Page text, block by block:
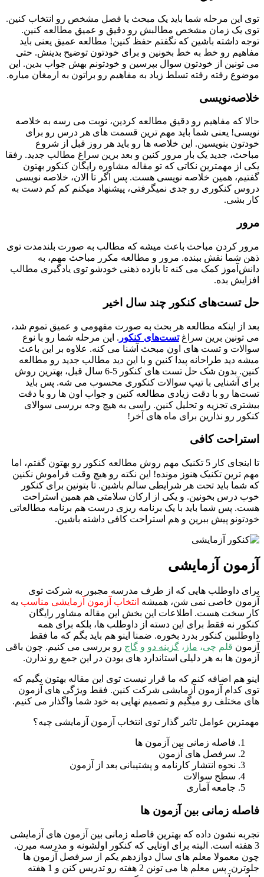
توی این مرحله شما باید یک مبحث یا فصل مشخص رو انتخاب کنین.
توی یک زمان مشخص مطالبش رو دقیق و عمیق مطالعه کنین.
توجه داشته باشین که نگفتم حفظ کنین! مطالعه عمیق یعنی باید
مفاهیم رو خط به خط بخونین و برای خودتون توضیح بدینش. حتی
می تونین از خودتون سوال بپرسین و خودتونم بهش جواب بدین. این
موضوع رفته رفته تسلط زیاد به مفاهیم رو براتون به ارمغان میاره.
خلاصه‌نویسی
حالا که مفاهیم رو دقیق مطالعه کردین، نوبت می رسه به خلاصه
نویسی! یعنی شما باید مهم ‌ترین قسمت ‌های هر درس رو برای
خودتون بنویسین. این خلاصه ها رو باید هر روز قبل از شروع
مباحث، جدید یک بار مرور کنین و بعد برین سراغ مطالب جدید. رفقا
یکی از مهمترین نکاتی که تو مقاله مشاوره رایگان کنکور بهتون
گفتیم، همین خلاصه نویسی هست. پس اگر تا الان، خلاصه نویسی
دروس کنکوری رو جدی نمیگرفتی، پیشنهاد میکنم کم کم دست به
کار بشی.
مرور
مرور کردن مباحث باعث میشه که مطالب به صورت بلندمدت توی
ذهن شما نقش ببنده. مرور و مطالعه مکرر مباحث مهم، به
دانش‌آموز کمک می کنه تا بازده ذهنی خودشو توی یادگیری مطالب
افزایش بده.
حل تست‌های کنکور چند سال‌ اخیر
بعد از اینکه مطالعه هر بحث به صورت مفهومی و عمیق تموم شد،
می تونین برین سراغتست‌های کنکور . این مرحله شما رو با نوع
سوالات و تست‌ های اون مبحث آشنا می کنه. علاوه بر این باعث
میشه دید طراحانه پیدا کنین و با این دید مطالب جدید رو مطالعه
کنین. بدون شک حل تست‌ های کنکور 5-6 سال قبل، بهترین روش
برای آشنایی با تیپ سوالات کنکوری محسوب می شه. پس باید
تست‌ها رو با دقت زیادی مطالعه کنین و جواب اون ها رو با دقت
بیشتری تجزیه و تحلیل کنین. راسی به هیچ وجه بررسی سوالای
کنکور رو نذارین برای ماه های آخر!
استراحت کافی
تا اینجای کار 5 تکنیک مهم روش مطالعه کنکور رو بهتون گفتم، اما
مهم ‌ترین تکنیک هنوز مونده! این نکته رو هیچ وقت فراموش نکنین
که شما باید تحت هر شرایطی سالم باشین. تا بتونین برای کنکور
خوب درس بخونین. و یکی از ارکان سلامتی هم همین استراحت
هست. پس شما باید با یک برنامه‌ ریزی درست هم برنامه مطالعاتی
خودتونو پیش ببرین و هم استراحت کافی داشته باشین.
آزمون آزمایشی
برای داوطلب هایی که از طرف مدرسه مجبور به شرکت توی
آزمون خاصی نمی شن، همیشه انتخاب آزمون آزمایشی مناسب یه
کار سخت هست. اطلاعات این بخش این مقاله مشاور رایگان
کنکور نه فقط برای این دسته از داوطلب ها، بلکه برای همه
داوطلبین کنکور بدرد بخوره. ضمنا اینو هم باید بگم که ما فقط
آزمون قلم چی، ماز ، گزینه دو و گاج رو بررسی می کنیم. چون باقی
آزمون ها به هر دلیلی استاندارد های بودن در این جمع رو ندارن.
اینو هم اضافه کنم که ما قرار نیست توی این مقاله بهتون بگیم که
توی کدام آزمون آزمایشی شرکت کنین. فقط ویژگی های آزمون
های مختلف رو میگیم و تصمیم نهایی به خود شما واگذار می کنیم.
مهمترین عوامل تاثیر گذار توی انتخاب آزمون آزمایشی چیه؟
فاصله زمانی بین آزمون ها
سرفصل های آزمون
نحوه انتشار کارنامه و پشتیبانی بعد از آزمون
سطح سوالات
جامعه آماری
فاصله زمانی بین آزمون ها
تجربه نشون داده که بهترین فاصله زمانی بین آزمون های آزمایشی
3 هفته است. البته برای اونایی که کنکور اولشونه و مدرسه میرن.
چون معمولا معلم های سال دوازدهم یکم از سرفصل آزمون ها
جلوترن. پس معلم ها می تونن 2 هفته رو تدریس کنن و 1 هفته